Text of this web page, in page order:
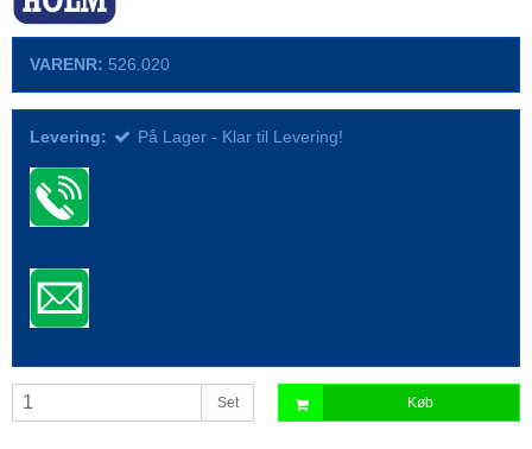
VARENR: 526.020
Levering: På Lager - Klar til Levering!
Set Køb